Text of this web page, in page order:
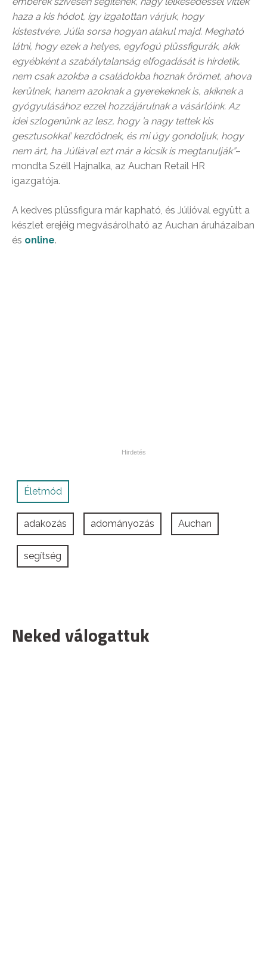
haza a kis hódot, így izgatottan várjuk, hogy
kistestvére, Júlia sorsa hogyan alakul majd. Megható
látni, hogy ezek a helyes, egyfogú plüssfigurák, akik
egyébként a szabálytalanság elfogadását is hirdetik,
nem csak azokba a családokba hoznak örömet, ahova
kerülnek, hanem azoknak a gyerekeknek is, akiknek a
gyógyulásához ezzel hozzájárulnak a vásárlóink. Az
idei szlogenünk az lesz, hogy ’a nagy tettek kis
gesztusokkal’ kezdődnek, és mi úgy gondoljuk, hogy
nem árt, ha Júliával ezt már a kicsik is megtanulják”–
mondta Széll Hajnalka, az Auchan Retail HR
igazgatója.
A kedves plüssfigura már kapható, és Júlióval együtt a
készlet erejéig megvásárolható az Auchan áruházaiban
és online.
Életmód
adakozás adományozás Auchan
segítség
Neked válogattuk